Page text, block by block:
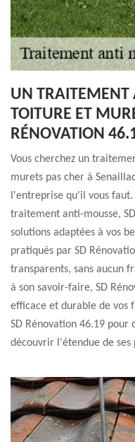
UN TRAITEMENT
TOITURE ET
RÉNOVATION
Vous cherchez un
murets pas cher à
l'entreprise qu'il vous
traitement anti-mousse,
solutions adaptées à vos
pratiqués par SD
transparents, sans aucun
à son savoir-faire, SD
efficace et durable de vos
SD Rénovation 46.19
découvrir l'étendue de ses